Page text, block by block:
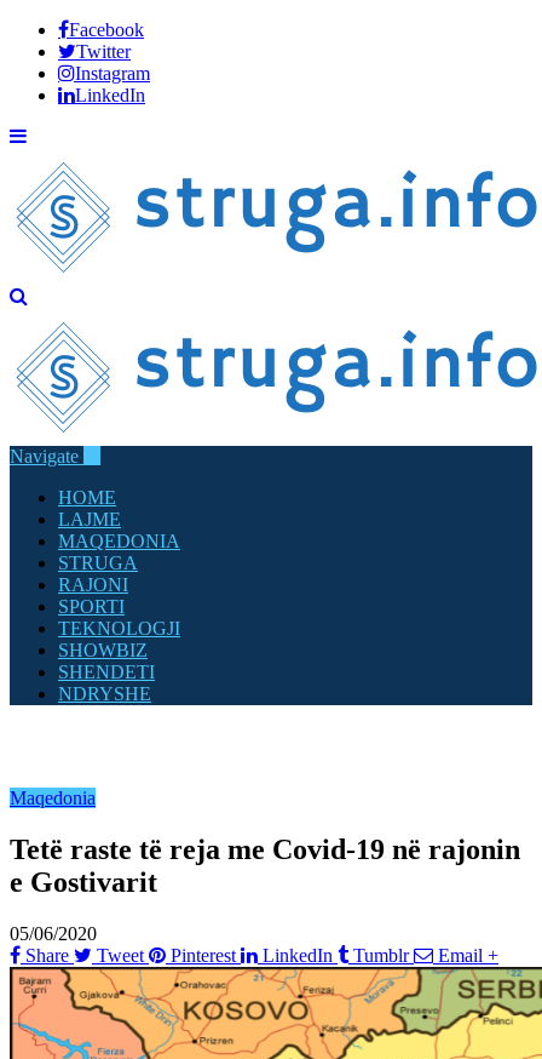
Facebook
Twitter
Instagram
LinkedIn
Navigate
HOME
LAJME
MAQEDONIA
STRUGA
RAJONI
SPORTI
TEKNOLOGJI
SHOWBIZ
SHENDETI
NDRYSHE
Maqedonia
Tetë raste të reja me Covid-19 në rajonin
e Gostivarit
05/06/2020
Share
Tweet Pinterest LinkedIn Tumblr Email +